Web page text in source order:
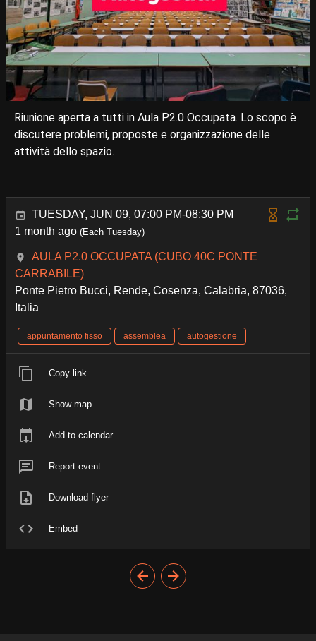
Riunione aperta a tutti in Aula P2.0 Occupata. Lo scopo è
discutere problemi, proposte e organizzazione delle
attività dello spazio.
TUESDAY, JUN 09, 07:00 PM-08:30 PM
1 month ago (Each Tuesday)
AULA P2.0 OCCUPATA (CUBO 40C PONTE
CARRABILE)
Ponte Pietro Bucci, Rende, Cosenza, Calabria, 87036,
Italia
appuntamento fisso assemblea autogestione
Copy link
Show map
Add to calendar
Report event
Download flyer
Embed